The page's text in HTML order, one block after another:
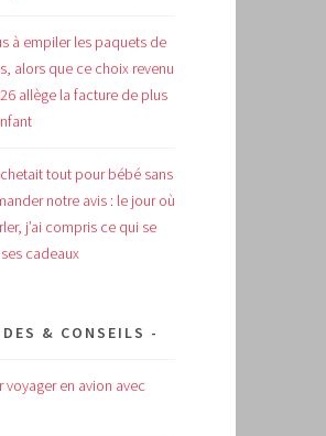
à empiler les paquets de
alors que ce choix revenu
allège la facture de plus
tout pour bébé sans
notre avis : le jour où
j’ai compris ce qui se
cadeaux
& CONSEILS
voyager en avion avec